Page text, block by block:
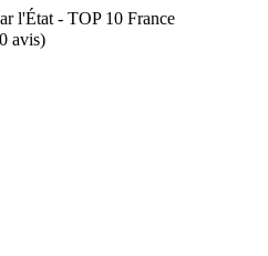
l'État - TOP 10 France
avis)